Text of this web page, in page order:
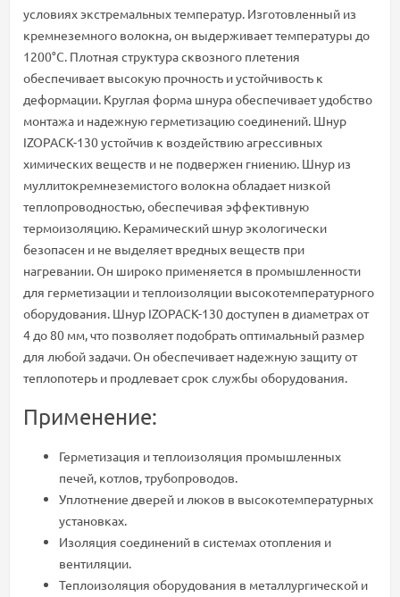
условиях экстремальных температур. Изготовленный из
кремнеземного волокна, он выдерживает температуры до
1200°C. Плотная структура сквозного плетения
обеспечивает высокую прочность и устойчивость к
деформации. Круглая форма шнура обеспечивает удобство
монтажа и надежную герметизацию соединений. Шнур
IZOPACK-130 устойчив к воздействию агрессивных
химических веществ и не подвержен гниению. Шнур из
муллитокремнеземистого волокна обладает низкой
теплопроводностью, обеспечивая эффективную
термоизоляцию. Керамический шнур экологически
безопасен и не выделяет вредных веществ при
нагревании. Он широко применяется в промышленности
для герметизации и теплоизоляции высокотемпературного
оборудования. Шнур IZOPACK-130 доступен в диаметрах от
4 до 80 мм, что позволяет подобрать оптимальный размер
для любой задачи. Он обеспечивает надежную защиту от
теплопотерь и продлевает срок службы оборудования.
Применение:
Герметизация и теплоизоляция промышленных
печей, котлов, трубопроводов.
Уплотнение дверей и люков в высокотемпературных
установках.
Изоляция соединений в системах отопления и
вентиляции.
Теплоизоляция оборудования в металлургической и